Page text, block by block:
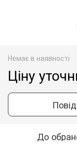
Немає в наявності
Ціну
До